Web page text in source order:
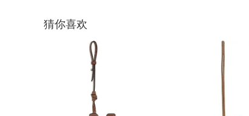
猜你喜欢